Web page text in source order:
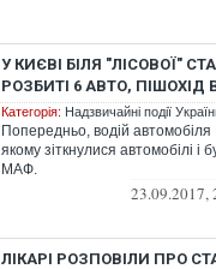
У КИЄВІ БІЛЯ "ЛІСОВОЇ"
РОЗБИТІ 6 АВТО, ПІШОХІД
Категорія: Надзвичайні події
Попередньо, водій
якому зіткнулися автомобілі
МАФ.
23.09.2017,
ЛІКАРІ РОЗПОВІЛИ ПРО